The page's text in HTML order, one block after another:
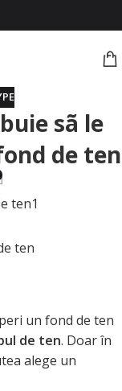
sã le
de ten
un fond de ten
de ten. Doar în
alege un